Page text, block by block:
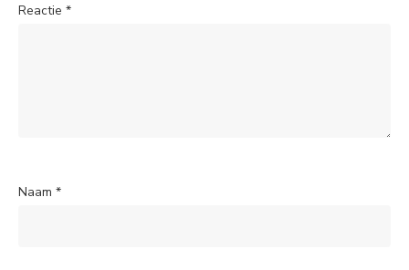
Reactie *
Naam *